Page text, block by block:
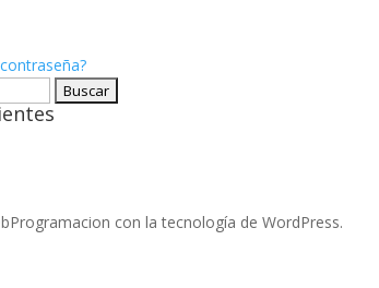
con la tecnología de WordPress.